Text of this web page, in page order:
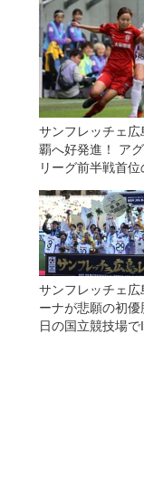
サンフレッチェ
覇へ好発進！ ア
リーグ前半戦首位
サンフレッチェ広
ーナが悲願の初優
日の国立競技場で